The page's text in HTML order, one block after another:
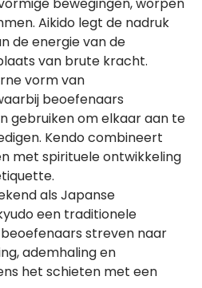
Aikido legt de nadruk
de energie van de
van brute kracht.
vorm van
beoefenaars
gebruiken om elkaar aan te
Kendo combineert
met spirituele ontwikkeling
als Japanse
een traditionele
streven naar
ademhaling en
het schieten met een